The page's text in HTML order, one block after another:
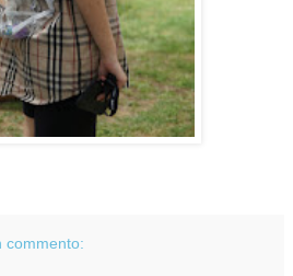
commento: